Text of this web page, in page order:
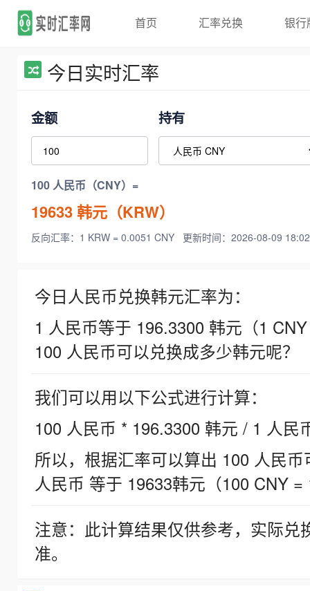
首页 汇率兑换 银行
今日实时汇率
金额 持有
100 人民币（CNY）=
19633韩元（KRW）
反向汇率：1 KRW = 0.0051 CNY 更新时间：2026-08-09
今日人民币兑换韩元汇率为：
1 人民币等于 196.3300 韩元（1
100 人民币可以兑换成多少韩元呢？
我们可以用以下公式进行计算：
100 人民币 * 196.3300 韩元 / 1 人民
所以，根据汇率可以算出 100 人民
人民币 等于 19633韩元（100 CNY =
注意：此计算结果仅供参考，实际
准。